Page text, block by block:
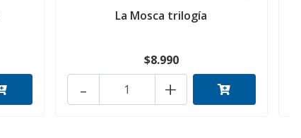
La Mosca trilogía
$8.990
+
-